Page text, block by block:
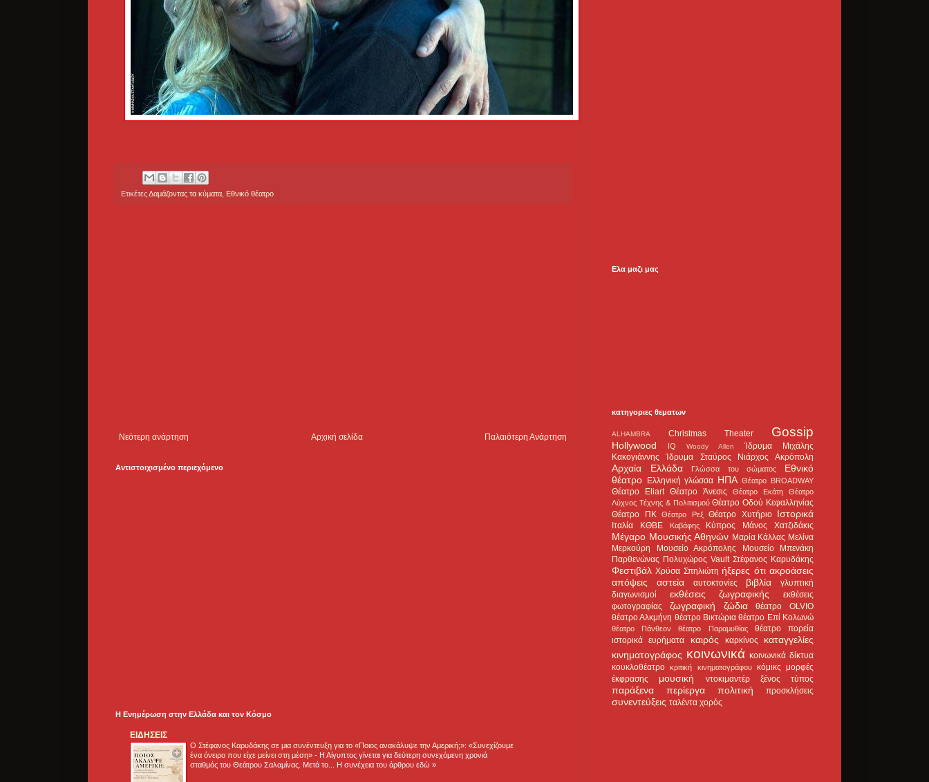
ΕτικέτεςΔαμάζοντας τα κύματα Εθνικό θέατρο
Νεότερη ανάρτηση Παλαιότερη Ανάρτηση
Αρχική σελίδα
Αντιστοιχισμένο περιεχόμενο
Η Ενημέρωση στην Ελλάδα και τoν Κόσμο
ΕΙΔΗΣΕΙΣ
Ο Στέφανος Καρυδάκης σε μια συνέντευξη για το «Ποιος ανακάλυψε την Αμερική;»: «Συνεχίζουμε
ένα όνειρο που είχε μείνει στη μέση» - Η Αίγυπτος γίνεται για δεύτερη συνεχόμενη χρονιά
σταθμός του Θεάτρου Σαλαμίνας. Μετά το... Η συνέχεια του άρθρου εδώ »
Ελα μαζι μας
κατηγοριες θεματων
ALHAMBRA Christmas Theater Gossip
Hollywood IQ Woody Allen
Ίδρυμα Μιχάλης
Κακογιάννης
Ίδρυμα Σταύρος Νιάρχος Ακρόπολη
Αρχαία Ελλάδα Γλώσσα του σώματος
Εθνικό
θέατρο Ελληνική γλώσσα ΗΠΑ Θέατρο BROADWAY
Θέατρο Eliart Θέατρο Άνεσις Θέατρο Εκάτη
Θέατρο
Λύχνος Τέχνης & Πολιτισμού Θέατρο Οδού Κεφαλληνίας
Θέατρο ΠΚ
Θέατρο Ρεξ Θέατρο Χυτήριο Ιστορικά
Ιταλία ΚΘΒΕ Καβάφης Κύπρος Μάνος Χατζιδάκις
Μέγαρο Μουσικής Αθηνών Μαρία Κάλλας Μελίνα
Μερκούρη
Μουσείο Ακρόπολης
Μουσείο Μπενάκη
Παρθενώνας Πολυχώρος Vault Στέφανος Καρυδάκης
Φεστιβάλ Χρύσα Σπηλιώτη ήξερες ότι ακροάσεις
απόψεις
αστεία αυτοκτονίες βιβλία
γλυπτική
διαγωνισμοί
εκθέσεις ζωγραφικής
εκθέσεις
φωτογραφίας
ζωγραφική ζώδια
θέατρο OLVIO
θέατρο Αλκμήνη θέατρο Βικτώρια θέατρο Επί Κολωνώ
θέατρο Πάνθεον θέατρο Παραμυθίας
θέατρο πορεία
ιστορικά ευρήματα
καιρός καρκίνος
καταγγελίες
κινηματογράφος κοινωνικά κοινωνικά δίκτυα
κουκλοθέατρο
κριτική κινηματογράφου κόμικς μορφές
έκφρασης
μουσική ντοκιμαντέρ ξένος τύπος
παράξενα περίεργα πολιτική προσκλήσεις
συνεντεύξεις ταλέντα χορός